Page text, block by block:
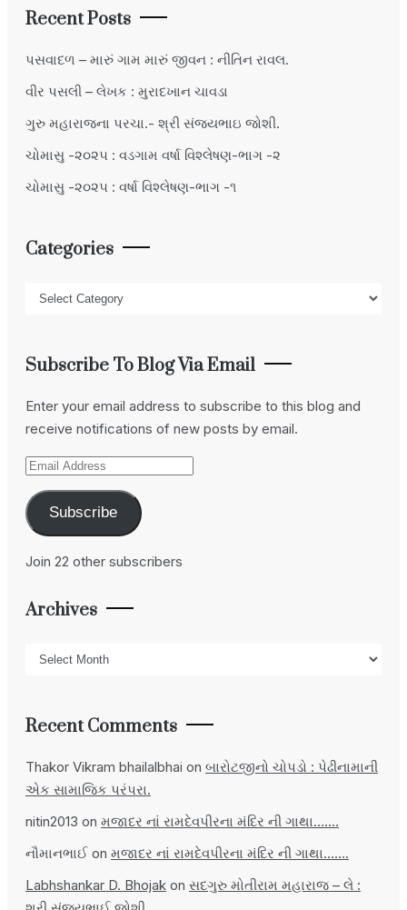
Recent Posts
પસવાદળ – મારું ગામ મારું જીવન : નીતિન રાવલ.
વીર પસલી – લેખક : મુરાદખાન ચાવડા
ગુરુ મહારાજના પરચા.- શ્રી સંજયભાઇ જોશી.
ચોમાસુ -૨૦૨૫ : વડગામ વર્ષા વિશ્લેષણ-ભાગ -૨
ચોમાસુ -૨૦૨૫ : વર્ષા વિશ્લેષણ-ભાગ -૧
Categories
Subscribe To Blog Via Email
Enter your email address to subscribe to this blog and
receive notifications of new posts by email.
Email
Address
Subscribe
Join 22 other subscribers
Archives
Recent Comments
Thakor Vikram bhailalbhai on બારોટજીનો ચોપડો : પેઢીનામાની
એક સામાજિક પરંપરા.
nitin2013 on મજાદર નાં રામદેવપીરના મંદિર ની ગાથા…….
નૌમાનભાઈ on મજાદર નાં રામદેવપીરના મંદિર ની ગાથા…….
Labhshankar D. Bhojak on સદગુરુ મોતીરામ મહારાજ – લે :